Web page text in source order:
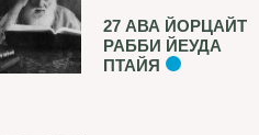
27 АВА ЙОРЦАЙТ
РАББИ ЙЕУДА
ПТАЙЯ